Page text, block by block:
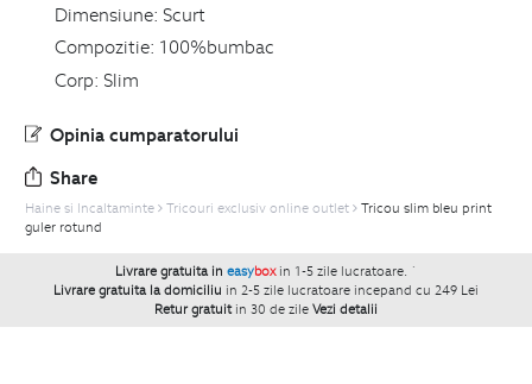
Dimensiune: Scurt
Compozitie: 100%bumbac
Corp: Slim
Opinia cumparatorului
Share
Haine si Incaltaminte Tricouri exclusiv online outlet
Tricou slim bleu print
guler rotund
Livrare gratuita in easybox in 1-5 zile lucratoare. `
Livrare gratuita la domiciliu in 2-5 zile lucratoare incepand cu 249 Lei
Retur gratuit in 30 de zile Vezi detalii